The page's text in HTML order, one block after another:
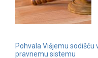
Pohvala Višjemu
pravnemu sistemu